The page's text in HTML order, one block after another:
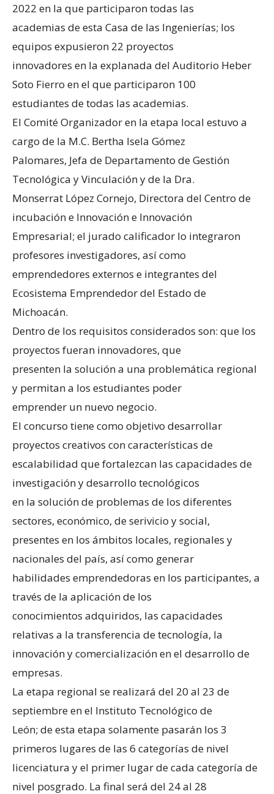
2022 en la que participaron todas las
academias de esta Casa de las Ingenierías; los
equipos expusieron 22 proyectos
innovadores en la explanada del Auditorio Heber
Soto Fierro en el que participaron 100
estudiantes de todas las academias.
El Comité Organizador en la etapa local estuvo a
cargo de la M.C. Bertha Isela Gómez
Palomares, Jefa de Departamento de Gestión
Tecnológica y Vinculación y de la Dra.
Monserrat López Cornejo, Directora del Centro de
incubación e Innovación e Innovación
Empresarial; el jurado calificador lo integraron
profesores investigadores, así como
emprendedores externos e integrantes del
Ecosistema Emprendedor del Estado de
Michoacán.
Dentro de los requisitos considerados son: que los
proyectos fueran innovadores, que
presenten la solución a una problemática regional
y permitan a los estudiantes poder
emprender un nuevo negocio.
El concurso tiene como objetivo desarrollar
proyectos creativos con características de
escalabilidad que fortalezcan las capacidades de
investigación y desarrollo tecnológicos
en la solución de problemas de los diferentes
sectores, económico, de serivicio y social,
presentes en los ámbitos locales, regionales y
nacionales del país, así como generar
habilidades emprendedoras en los participantes, a
través de la aplicación de los
conocimientos adquiridos, las capacidades
relativas a la transferencia de tecnología, la
innovación y comercialización en el desarrollo de
empresas.
La etapa regional se realizará del 20 al 23 de
septiembre en el Instituto Tecnológico de
León; de esta etapa solamente pasarán los 3
primeros lugares de las 6 categorías de nivel
licenciatura y el primer lugar de cada categoría de
nivel posgrado. La final será del 24 al 28